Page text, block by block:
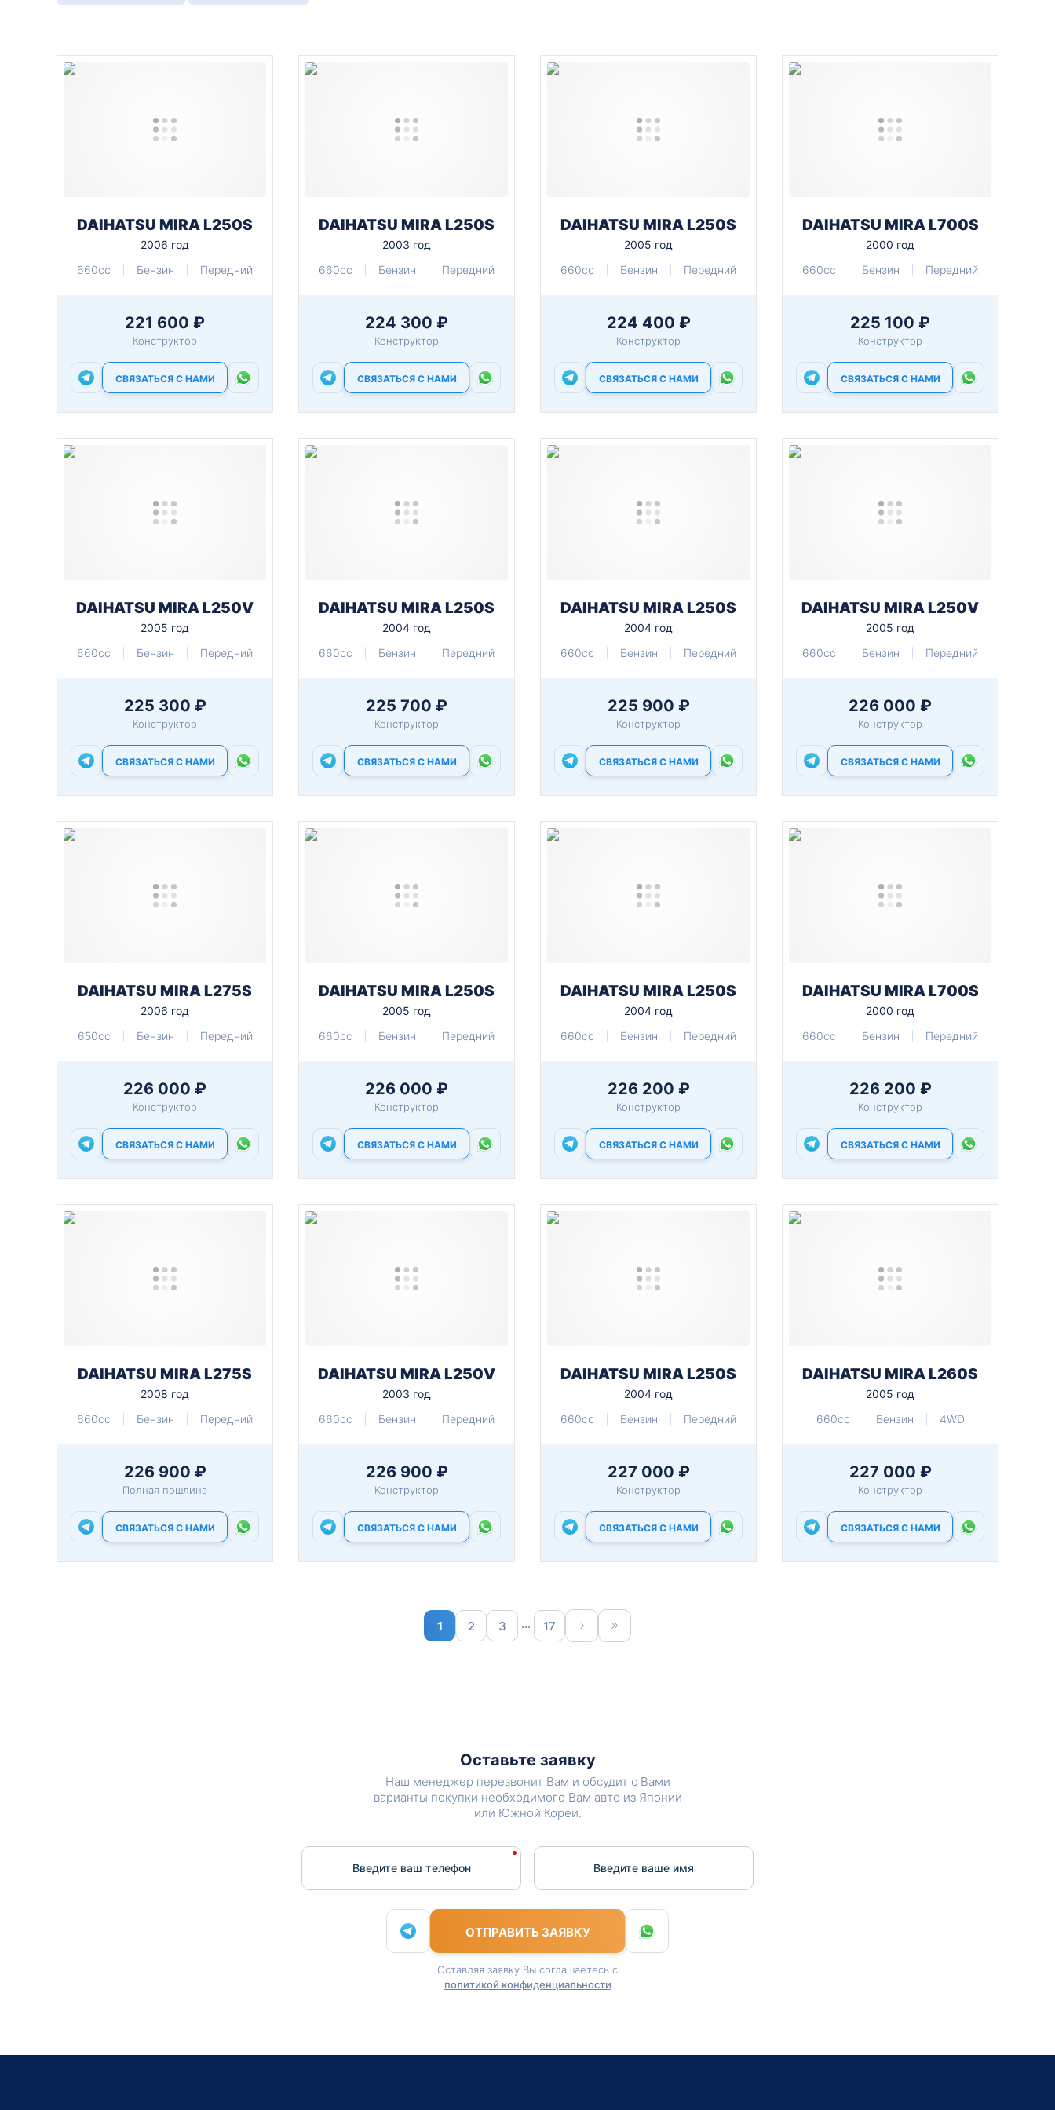
DAIHATSU MIRA L250S
2006 год
660cc
Бензин Передний
221 600 ₽
Конструктор
СВЯЗАТЬСЯ С НАМИ
DAIHATSU MIRA L250S
2003 год
660cc
Бензин Передний
224 300 ₽
Конструктор
СВЯЗАТЬСЯ С НАМИ
DAIHATSU MIRA L250S
2005 год
660cc
Бензин Передний
224 400 ₽
Конструктор
СВЯЗАТЬСЯ С НАМИ
DAIHATSU MIRA L700S
2000 год
660cc
Бензин Передний
225 100 ₽
Конструктор
СВЯЗАТЬСЯ С НАМИ
DAIHATSU MIRA L250V
2005 год
660cc
Бензин Передний
225 300 ₽
Конструктор
СВЯЗАТЬСЯ С НАМИ
DAIHATSU MIRA L250S
2004 год
660cc
Бензин Передний
225 700 ₽
Конструктор
СВЯЗАТЬСЯ С НАМИ
DAIHATSU MIRA L250S
2004 год
660cc
Бензин Передний
225 900 ₽
Конструктор
СВЯЗАТЬСЯ С НАМИ
DAIHATSU MIRA L250V
2005 год
660cc
Бензин Передний
226 000 ₽
Конструктор
СВЯЗАТЬСЯ С НАМИ
DAIHATSU MIRA L275S
2006 год
650cc
Бензин Передний
226 000 ₽
Конструктор
СВЯЗАТЬСЯ С НАМИ
DAIHATSU MIRA L250S
2005 год
660cc
Бензин Передний
226 000 ₽
Конструктор
СВЯЗАТЬСЯ С НАМИ
DAIHATSU MIRA L250S
2004 год
660cc
Бензин Передний
226 200 ₽
Конструктор
СВЯЗАТЬСЯ С НАМИ
DAIHATSU MIRA L700S
2000 год
660cc
Бензин Передний
226 200 ₽
Конструктор
СВЯЗАТЬСЯ С НАМИ
DAIHATSU MIRA L275S
2008 год
660cc
Бензин Передний
226 900 ₽
Полная пошлина
СВЯЗАТЬСЯ С НАМИ
DAIHATSU MIRA L250V
2003 год
660cc
Бензин Передний
226 900 ₽
Конструктор
СВЯЗАТЬСЯ С НАМИ
DAIHATSU MIRA L250S
2004 год
660cc
Бензин Передний
227 000 ₽
Конструктор
СВЯЗАТЬСЯ С НАМИ
DAIHATSU MIRA L260S
2005 год
660cc
Бензин 4WD
227 000 ₽
Конструктор
СВЯЗАТЬСЯ С НАМИ
1 2 3 ... 17
Оставьте заявку
Наш менеджер перезвонит Вам и обсудит с Вами
варианты покупки необходимого Вам авто из Японии
или Южной Кореи.
Введите ваш телефон Введите вашe имя
ОТПРАВИТЬ ЗАЯВКУ
Оставляя заявку Вы соглашаетесь с
политикой конфиденциальности